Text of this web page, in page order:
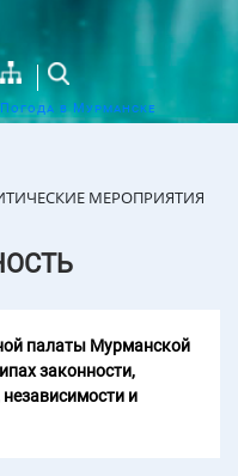
Погода в Мурманске
МЕРОПРИЯТИЯ
палаты Мурманской
законности,
и